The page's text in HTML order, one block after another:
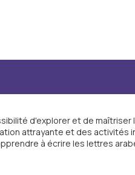
d'explorer et de maîtriser
attrayante et des activités
à écrire les lettres